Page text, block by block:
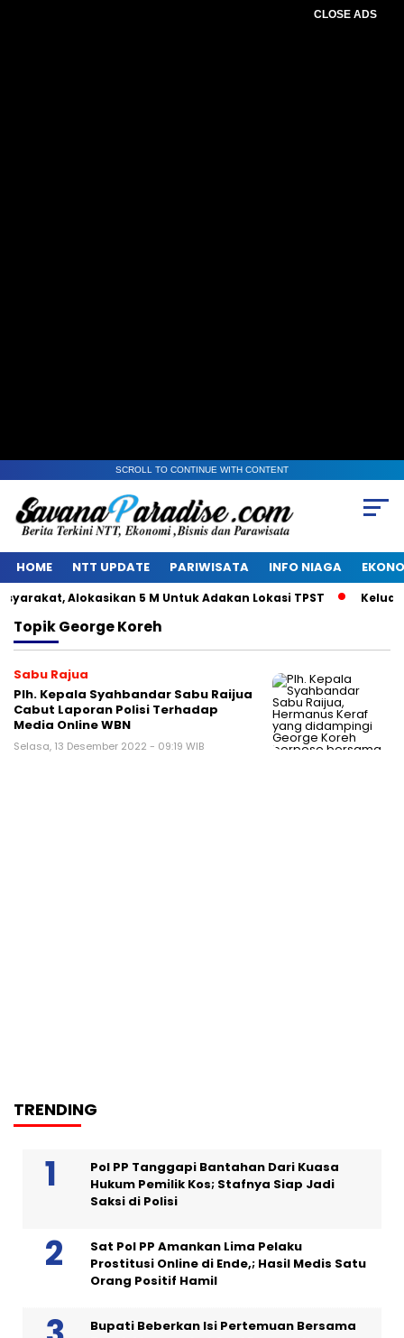
CLOSE ADS
SCROLL TO CONTINUE WITH CONTENT
HOME NTT UPDATE PARIWISATA INFO NIAGA
Alokasikan 5 M Untuk Adakan Lokasi TPST
TopikGeorge Koreh
Sabu Rajua
Plh. Kepala Syahbandar Sabu Raijua
Cabut Laporan Polisi Terhadap
Media Online WBN
Selasa, 13 Desember 2022 - 09:19 WIB
TRENDING
Pol PP Tanggapi Bantahan Dari Kuasa
Hukum Pemilik Kos; Stafnya Siap Jadi
Saksi di Polisi
Sat Pol PP Amankan Lima Pelaku
Prostitusi Online di Ende,; Hasil Medis Satu
Orang Positif Hamil
Bupati Beberkan Isi Pertemuan Bersama